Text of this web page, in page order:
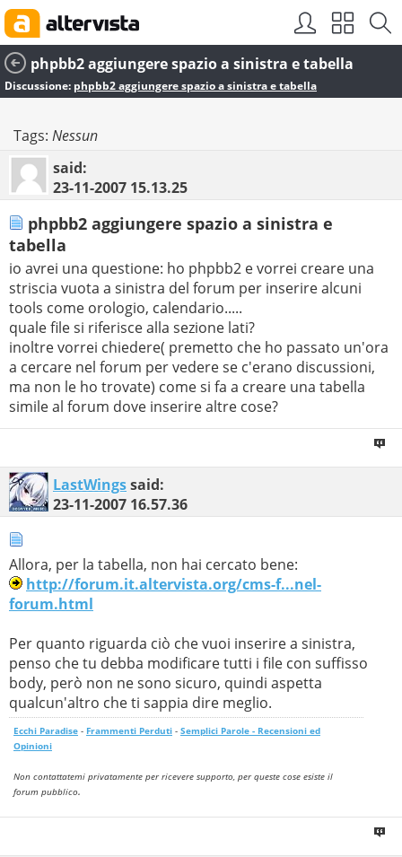
phpbb2 aggiungere spazio a sinistra e tabella
Discussione: phpbb2 aggiungere spazio a sinistra e tabella
Tags: Nessun
said:
23-11-2007 15.13.25
phpbb2 aggiungere spazio a sinistra e
tabella
io avrei una questione: ho phpbb2 e vorrei creare una
striscia vuota a sinistra del forum per inserire alcuni
tools come orologio, calendario.....
quale file si riferisce alla sezione lati?
inoltre vorrei chiedere( premetto che ho passato un'ora
a cercare nel forum per vedere se c'erano discussioni,
ma non le ho trovate) come si fa a creare una tabella
simile al forum dove inserire altre cose?
LastWingssaid:
23-11-2007 16.57.36
Allora, per la tabella, non hai cercato bene:
http://forum.it.altervista.org/cms-f...nel-
forum.html
Per quanto riguarda ciò che vuoi inserire a sinistra,
penso che tu debba modificare tutti i file con suffisso
body, però non ne sono sicuro, quindi aspetta
qualcun'altro che ti sappia dire meglio.
Ecchi Paradise - Frammenti Perduti - Semplici Parole - Recensioni ed
Opinioni
Non contattatemi privatamente per ricevere supporto, per queste cose esiste il
forum pubblico.